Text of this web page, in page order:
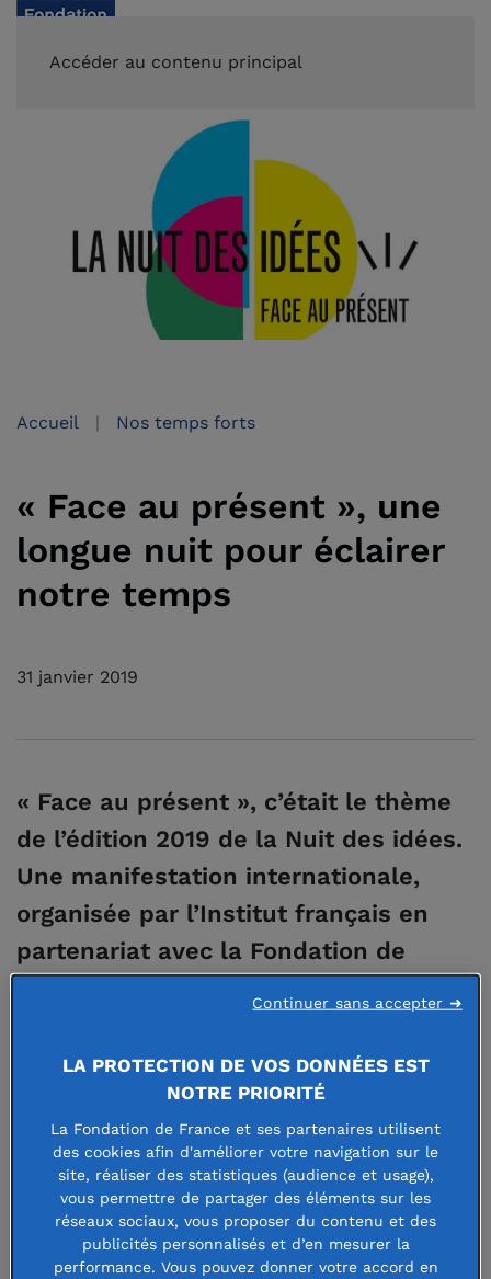
Accéder au contenu principal
Accueil Nos temps forts
« Face au présent », une
longue nuit pour éclairer
notre temps
31 janvier 2019
« Face au présent », c’était le thème
de l’édition 2019 de la Nuit des idées.
Une manifestation internationale,
organisée par l’Institut français en
partenariat avec la Fondation de
présent ? Comment faire face et penser l’avenir ?
Comment inscrire cet engagement dans le temps long, en
s’appuyant sur les leçons du passé et en nous projetant à
long terme ? Voici quelques-unes des questions soulevées
par le thème de la Nuit des idées 2019 : « Face au
présent ». Un thème qui ne pouvait qu’entrer en
résonnance avec l’ADN de la Fondation de France, qui fête
LA PROTECTION DE VOS DONNÉES EST
NOTRE PRIORITÉ
La Fondation de France et ses partenaires utilisent
des cookies afin d'améliorer votre navigation sur le
site, réaliser des statistiques (audience et usage),
vous permettre de partager des éléments sur les
réseaux sociaux, vous proposer du contenu et des
publicités personnalisés et d’en mesurer la
performance. Vous pouvez donner votre accord en
Continuer sans accepter ➜